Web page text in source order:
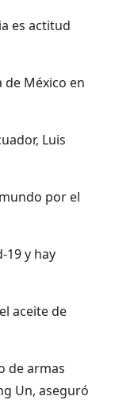
es actitud
de México en
Luis
por el
19 y hay
aceite de
de armas
Un, aseguró